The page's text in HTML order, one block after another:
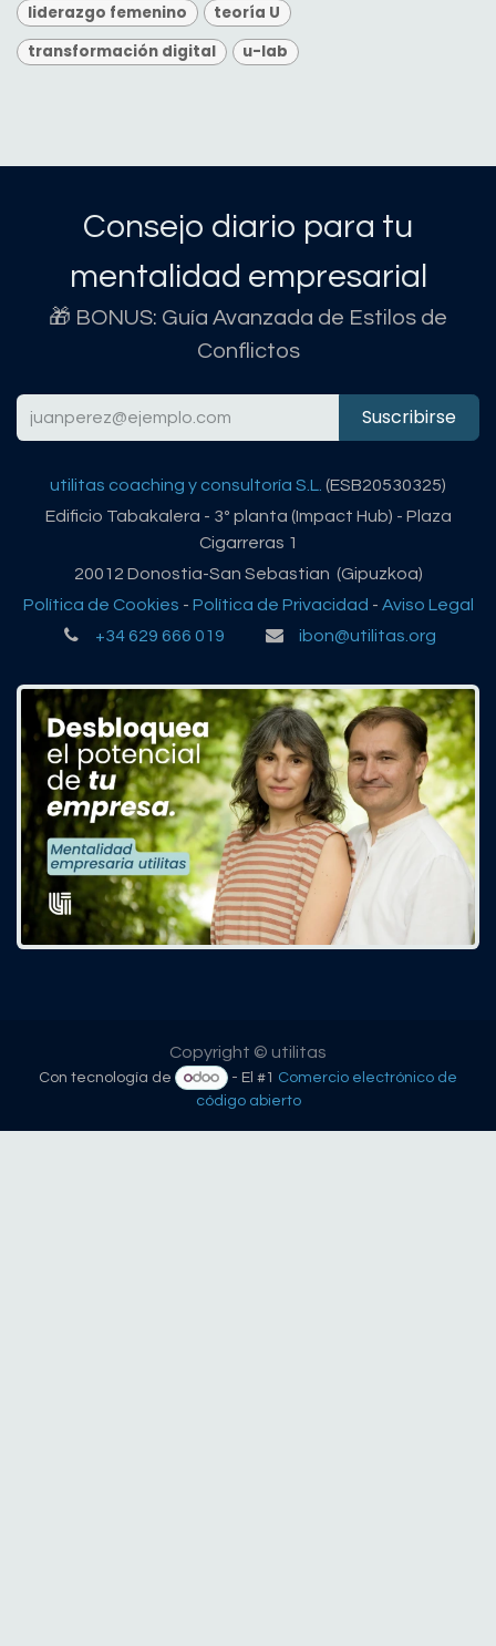
liderazgo femenino
teoría U
transformación digital
u-lab
Consejo diario para tu
mentalidad empresarial
🎁 BONUS: Guía Avanzada de Estilos de
Conflictos
Suscribirse
utilitas coaching y consultoría S.L. (ESB20530325)
Edificio Tabakalera - 3º planta (Impact Hub) - Plaza
Cigarreras 1
20012 Donostia-San Sebastian (Gipuzkoa)
Política de Cookies - Política de Privacidad - Aviso Legal
+34 629 666 019
ibon@utilitas.org
Copyright © utilitas
Con tecnología de - El #1 Comercio electrónico de
código abierto